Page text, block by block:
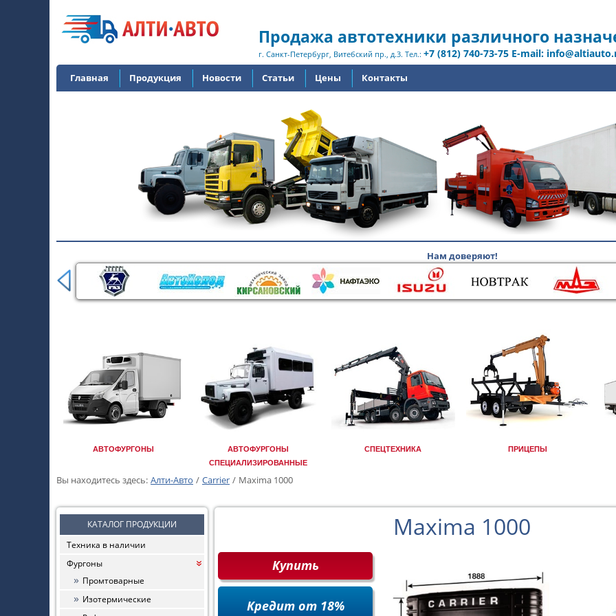
Продажа автотехники различного
г. Санкт-Петербург, Витебский пр., д.3. Тел.: +7 (812) 740-73-75 E-mail:
Главная Продукция Новости Статьи Цены Контакты
Нам доверяют!
АВТОФУРГОНЫ
АВТОФУРГОНЫ
СПЕЦИАЛИЗИРОВАННЫЕ
СПЕЦТЕХНИКА ПРИЦЕПЫ
Вы находитесь здесь: Алти-Авто / Carrier / Maxima 1000
КАТАЛОГ ПРОДУКЦИИ
Техника в наличии
Фургоны
«
Промтоварные
Изотермические
Maxima 1000
Купить
Кредит от 18%